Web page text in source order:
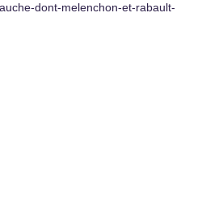
dont-melenchon-et-rabault-